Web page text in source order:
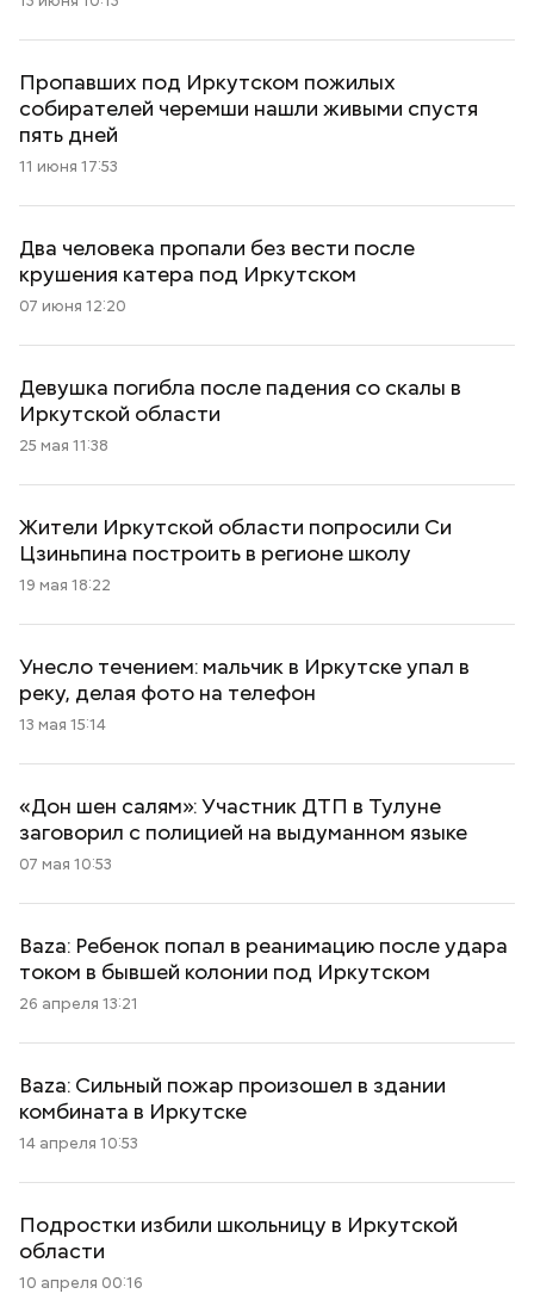
Пропавших под Иркутском пожилых
собирателей черемши нашли живыми спустя
пять дней
11 июня 17:53
Два человека пропали без вести после
крушения катера под Иркутском
07 июня 12:20
Девушка погибла после падения со скалы в
Иркутской области
25 мая 11:38
Жители Иркутской области попросили Си
Цзиньпина построить в регионе школу
19 мая 18:22
Унесло течением: мальчик в Иркутске упал в
реку, делая фото на телефон
13 мая 15:14
«Дон шен салям»: Участник ДТП в Тулуне
заговорил с полицией на выдуманном языке
07 мая 10:53
Baza: Ребенок попал в реанимацию после удара
током в бывшей колонии под Иркутском
26 апреля 13:21
Baza: Сильный пожар произошел в здании
комбината в Иркутске
14 апреля 10:53
Подростки избили школьницу в Иркутской
области
10 апреля 00:16